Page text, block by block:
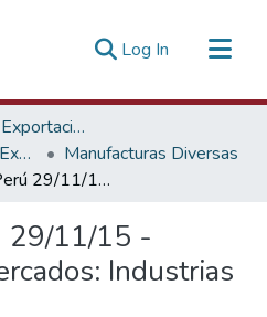
Log In (current)
Promoción de las Exportaciones
Promoción de la Oferta Exportable
Manufacturas Diversas
Exportando Perú 29/11/15 - Desarrollo de mercados: Industrias Surco
29/11/15 -
Industrias